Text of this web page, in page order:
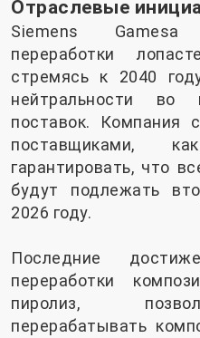
Отраслевые
Siemens
переработки
стремясь к 2040
нейтральности во
поставок. Компания
поставщиками,
гарантировать, что
будут подлежать
2026 году.
Последние
переработки
пиролиз,
перерабатывать